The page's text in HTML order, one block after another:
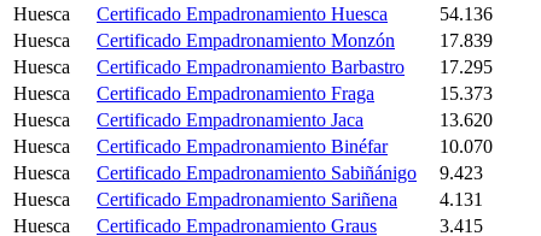
Huesca
Certificado Empadronamiento Huesca
54.136
Huesca
Certificado Empadronamiento Monzón
17.839
Huesca
Certificado Empadronamiento Barbastro
17.295
Huesca
Certificado Empadronamiento Fraga
15.373
Huesca
Certificado Empadronamiento Jaca
13.620
Huesca
Certificado Empadronamiento Binéfar
10.070
Huesca
Certificado Empadronamiento Sabiñánigo
9.423
Huesca
Certificado Empadronamiento Sariñena
4.131
Huesca
Certificado Empadronamiento Graus
3.415